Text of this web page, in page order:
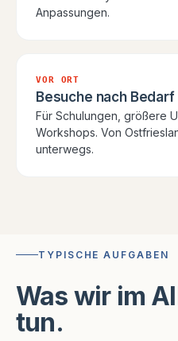
Anpassungen.
VOR ORT
Besuche nach Bedarf
Für Schulungen, größere
Workshops. Von
unterwegs.
TYPISCHE AUFGABEN
Was wir im
tun.